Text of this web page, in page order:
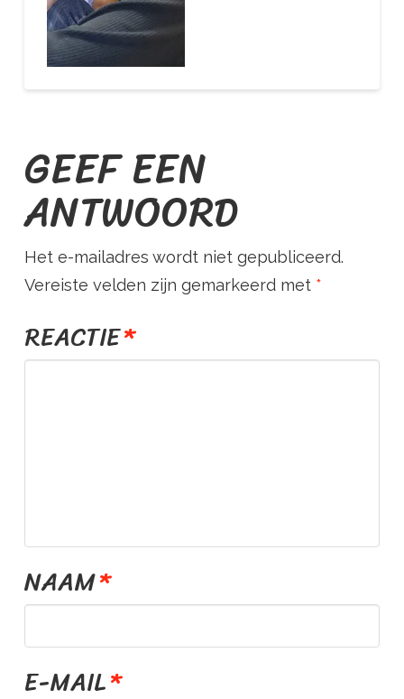
R
S
T
R
E
S
N
L
GEEF EEN
ANTWOORD
Het e-mailadres wordt niet gepubliceerd.
Vereiste velden zijn gemarkeerd met *
REACTIE*
NAAM*
E-MAIL*